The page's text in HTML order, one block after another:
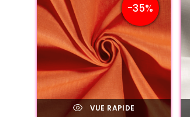
-35%
VUE RAPIDE